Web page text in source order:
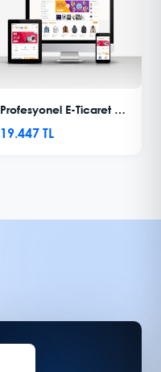
Profesyonel E-Ticaret Sitesi V6 - Laravel
19.447 TL